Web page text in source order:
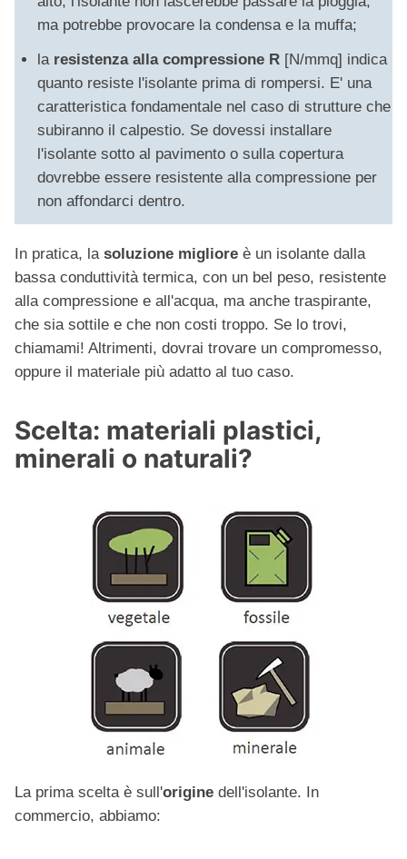
ma potrebbe provocare la condensa e la muffa;
laresistenza alla compressione R [N/mmq] indica
quanto resiste l'isolante prima di rompersi. E' una
caratteristica fondamentale nel caso di strutture che
subiranno il calpestio. Se dovessi installare
l'isolante sotto al pavimento o sulla copertura
dovrebbe essere resistente alla compressione per
non affondarci dentro.
In pratica, la soluzione migliore è un isolante dalla
bassa conduttività termica, con un bel peso, resistente
alla compressione e all'acqua, ma anche traspirante,
che sia sottile e che non costi troppo. Se lo trovi,
chiamami! Altrimenti, dovrai trovare un compromesso,
oppure il materiale più adatto al tuo caso.
Scelta: materiali plastici,
minerali o naturali?
La prima scelta è sull'origine dell'isolante. In
commercio, abbiamo: